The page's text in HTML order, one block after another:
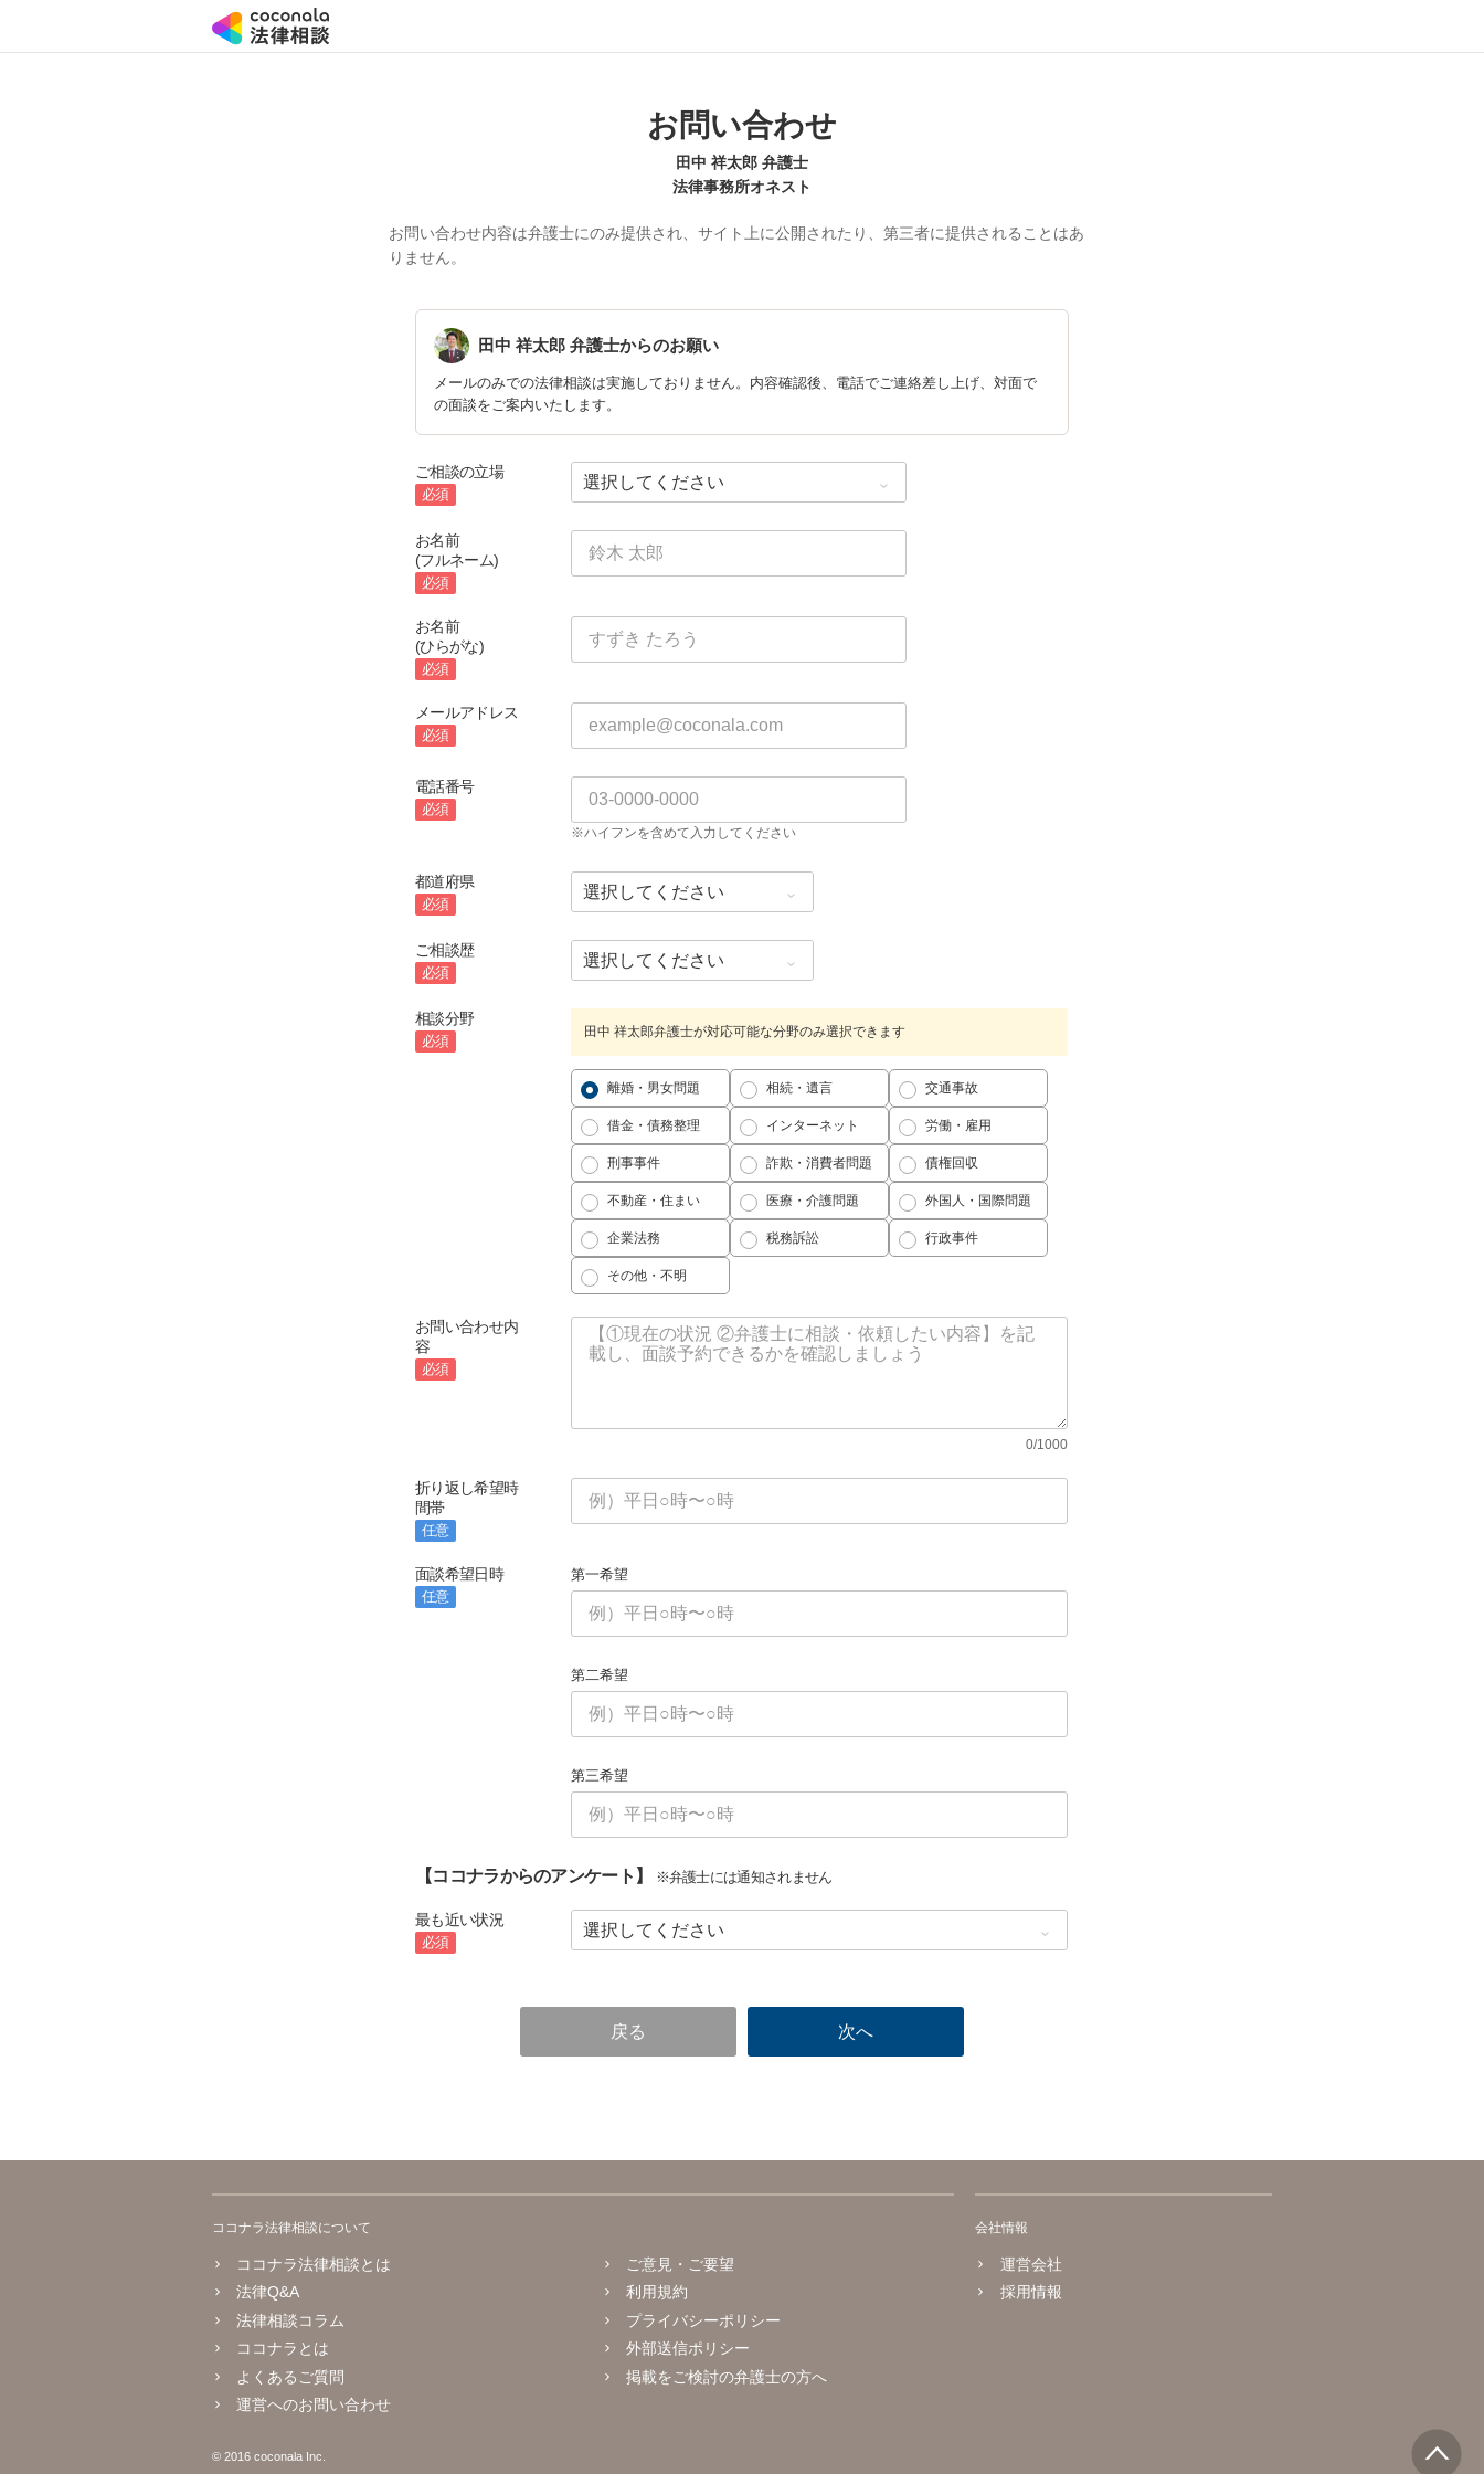
お問い合わせ
田中 祥太郎 弁護士
法律事務所オネスト
お問い合わせ内容は弁護士にのみ提供され、サイト上に公開されたり、第三者に提供されることはあ
りません。
田中 祥太郎 弁護士からのお願い
メールのみでの法律相談は実施しておりません。内容確認後、電話でご連絡差し上げ、対面で
の面談をご案内いたします。
ご相談の立場
必須
お名前
(フルネーム)
必須
お名前
(ひらがな)
必須
メールアドレス
必須
電話番号
必須
※ハイフンを含めて入力してください
都道府県
必須
ご相談歴
必須
相談分野
必須
田中 祥太郎弁護士が対応可能な分野のみ選択できます
離婚・男女問題 相続・遺言 交通事故
借金・債務整理 インターネット 労働・雇用
刑事事件 詐欺・消費者問題 債権回収
不動産・住まい 医療・介護問題 外国人・国際問題
企業法務 税務訴訟 行政事件
その他・不明
お問い合わせ内
容
必須
0/1000
折り返し希望時
間帯
任意
面談希望日時
任意
第一希望
第二希望
第三希望
【ココナラからのアンケート】 ※弁護士には通知されません
最も近い状況
必須
ココナラ法律相談について
ココナラ法律相談とは
法律Q&A
法律相談コラム
ココナラとは
よくあるご質問
運営へのお問い合わせ
ご意見・ご要望
利用規約
プライバシーポリシー
外部送信ポリシー
掲載をご検討の弁護士の方へ
会社情報
運営会社
採用情報
© 2016 coconala Inc.